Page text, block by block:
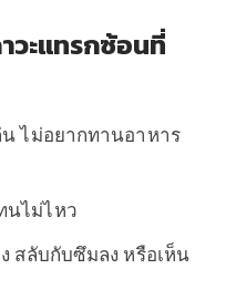
ะแทรกซ้อนที่
น ไม่อยากทานอาหาร
นไม่ไหว
สลับกับซึมลง หรือเห็น